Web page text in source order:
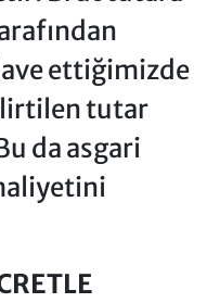
ettiğimizde
tutar
da asgari